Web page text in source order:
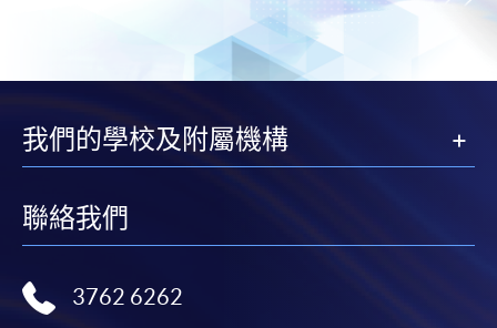
我們的學校及附屬機構
聯絡我們
3762 6262